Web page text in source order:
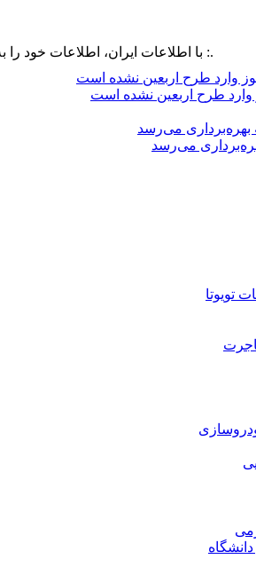
.: با اطلاعات ایران، اطلاعات خود را به‌روز
می‌رسد
تویوتا